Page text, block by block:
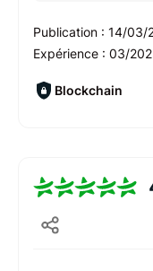
Publication : 14/03/
Expérience : 03/
Blockchain